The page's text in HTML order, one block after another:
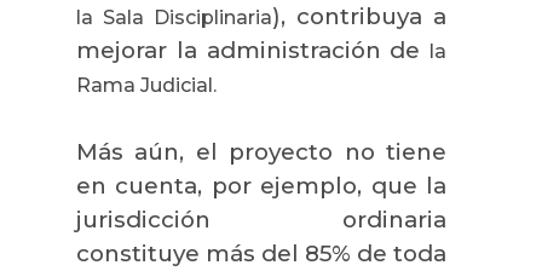
la Sala Disciplinaria), contribuya a
mejorar la administración de la
Rama Judicial.
Más aún, el proyecto no tiene
en cuenta, por ejemplo, que la
jurisdicción ordinaria
constituye más del 85% de toda